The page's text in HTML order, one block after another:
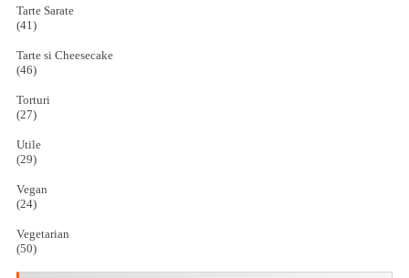
Tarte Sarate
(41)
Tarte si Cheesecake
(46)
Torturi
(27)
Utile
(29)
Vegan
(24)
Vegetarian
(50)